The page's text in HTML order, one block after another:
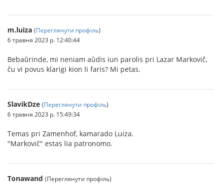
m.luiza (Переглянути профіль)
6 травня 2023 р. 12:40:44
Bebaŭrinde, mi neniam aŭdis iun parolis pri Lazar Markoviĉ,
ĉu vi povus klarigi kion li faris? Mi petas.
SlavikDze (Переглянути профіль)
6 травня 2023 р. 15:49:34
Temas pri Zamenhof, kamarado Luiza.
"Markoviĉ" estas lia patronomo.
Tonawand (Переглянути профіль)